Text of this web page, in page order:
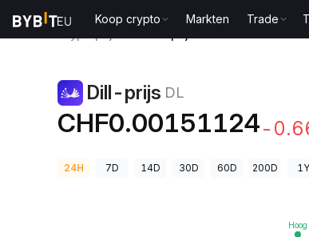
Koop crypto Markten Trade
Dill-prijs DL
CHF0.00151124-
24H 7D 14D 30D 60D 200D 1Y